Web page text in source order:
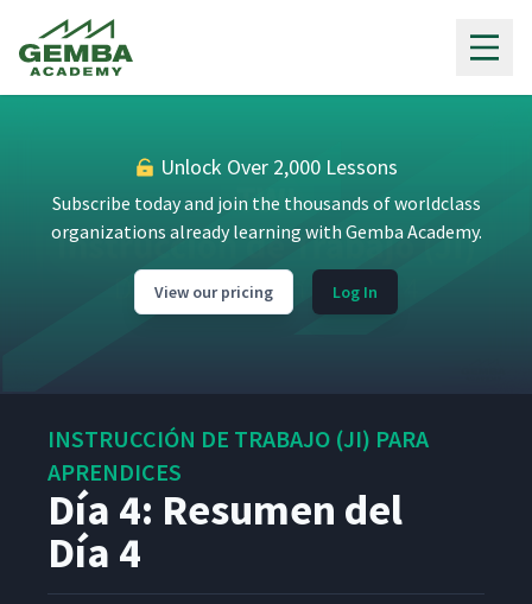
Unlock Over 2,000 Lessons
Subscribe today and join the thousands of worldclass
organizations already learning with Gemba Academy.
View our pricing Log In
INSTRUCCIÓN DE TRABAJO (JI) PARA
APRENDICES
Día 4: Resumen del
Día 4
Incendios en la Pizarra (Aula)
Día 2: Desglosando el
13 Día 2: Tener Todo Listo 02:25
Día 2: Resumen del
Segundo Día
16 Día 3: Práctica de
Instrucción
17 Día 3: Resumen del Día 3